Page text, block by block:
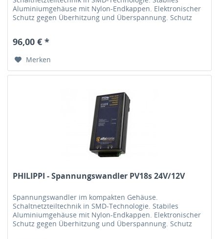
Aluminiumgehäuse mit Nylon-Endkappen. Elektronischer
Schutz gegen Überhitzung und Überspannung. Schutz
96,00 € *
Merken
PHILIPPI - Spannungswandler PV18s 24V/12V
Spannungswandler im kompakten Gehäuse.
Schaltnetzteiltechnik in SMD-Technologie. Stabiles
Aluminiumgehäuse mit Nylon-Endkappen. Elektronischer
Schutz gegen Überhitzung und Überspannung. Schutz